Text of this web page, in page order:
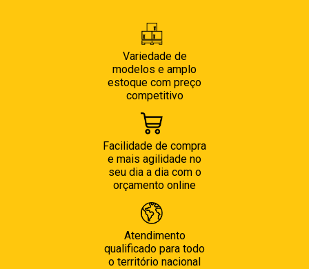
Variedade de
modelos e amplo
estoque com preço
competitivo
Facilidade de compra
e mais agilidade no
seu dia a dia com o
orçamento online
Atendimento
qualificado para todo
o território nacional